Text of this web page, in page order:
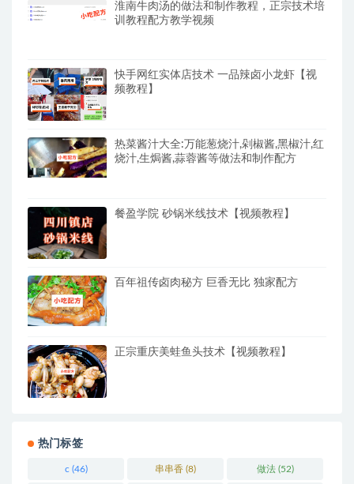
淮南牛肉汤的做法和制作教程，正宗技术培
训教程配方教学视频
快手网红实体店技术 一品辣卤小龙虾【视
频教程】
热菜酱汁大全:万能葱烧汁,剁椒酱,黑椒汁,红
烧汁,生焗酱,蒜蓉酱等做法和制作配方
餐盈学院 砂锅米线技术【视频教程】
百年祖传卤肉秘方 巨香无比 独家配方
正宗重庆美蛙鱼头技术【视频教程】
热门标签
c (46) 串串香 (8) 做法(52)